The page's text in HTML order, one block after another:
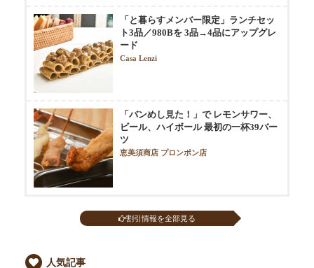
「と暮らすメンバー限定」ランチセッ
ト3品／980Bを 3品→4品にアップグレ
ード
Casa Lenzi
「バンめし見た！」で レモンサワー、
ビール、ハイボール 最初の一杯39バー
ツ
恵美須商店 プロンポン店
割引情報を全部見る
人気記事